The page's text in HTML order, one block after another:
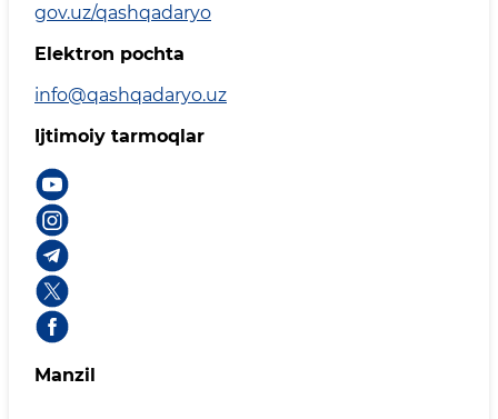
gov.uz/qashqadaryo
Elektron pochta
info@qashqadaryo.uz
Ijtimoiy tarmoqlar
Manzil